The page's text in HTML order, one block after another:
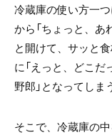
冷蔵庫の使い方一
から「ちょっと、あ
と開けて、サッと
に「えっと、どこだ
野郎」となってしま
そこで、冷蔵庫の